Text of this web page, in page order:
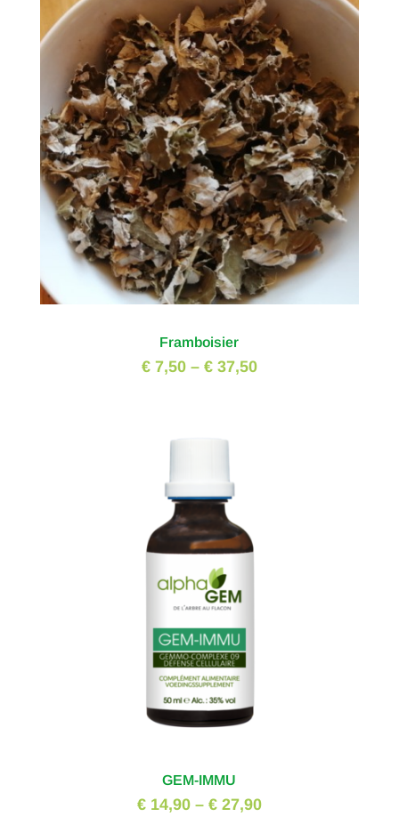
Framboisier
€ 7,50– € 37,50
GEM-IMMU
€ 14,90– € 27,90